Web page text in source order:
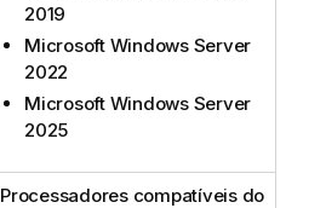
2019
Microsoft Windows Server
2022
Microsoft Windows Server
2025
Processadores compatíveis do